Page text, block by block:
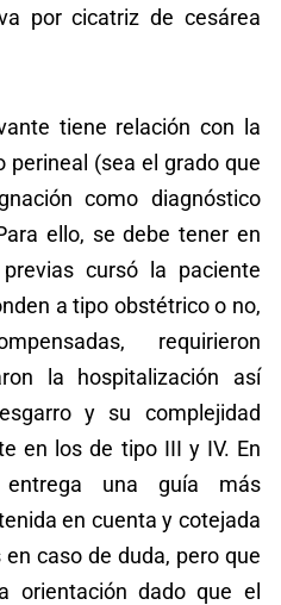
por cicatriz de cesárea
tiene relación con la
perineal (sea el grado que
como diagnóstico
ello, se debe tener en
cursó la paciente
a tipo obstétrico o no,
requirieron
la hospitalización así
y su complejidad
en los de tipo III y IV. En
una guía más
en cuenta y cotejada
caso de duda, pero que
orientación dado que el